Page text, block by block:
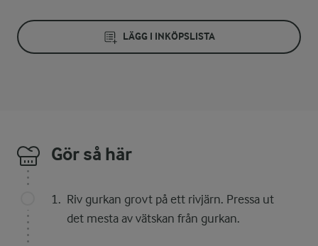
LÄGG I INKÖPSLISTA
Gör så här
Riv gurkan grovt på ett rivjärn. Pressa ut
det mesta av vätskan från gurkan.